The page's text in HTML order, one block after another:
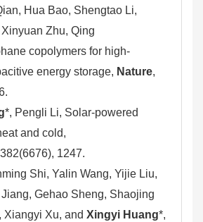
Hua Bao, Shengtao Li,
Zhu, Qing
copolymers for high-
energy storage, Nature,
*, Pengli Li, Solar-powered
and cold,
382(6676), 1247.
Shi, Yalin Wang, Yijie Liu,
Gehao Sheng, Shaojing
Xiangyi Xu, and Xingyi Huang*,